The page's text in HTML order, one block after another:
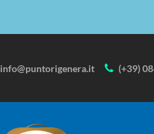
info@puntorigenera.it (+39)